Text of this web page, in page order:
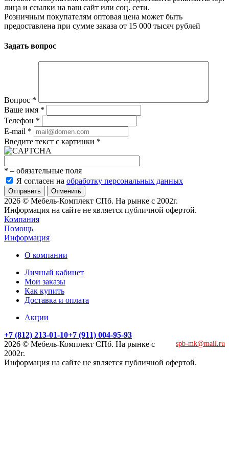
лица и ссылки на ваш сайт или соц. сети.
Розничным покупателям оптовая цена может быть
предоставлена при сумме заказа от 15 000 тысяч рублей
Задать вопрос
Вопрос *
Ваше имя *
Телефон *
E-mail *
Введите текст с картинки *
* – обязательные поля
Я согласен на обработку персональных данных
Отменить
2026 © Мебель-Комплект СПб. На рынке с 2002г.
Информация на сайте не является публичной офертой.
Компания
Помощь
Информация
О компании
Личный кабинет
Мои заказы
Как купить
Доставка и оплата
Акции
+7 (812) 213-01-10+7 (911) 004-95-93
spb-mk@mail.ru
2026 © Мебель-Комплект СПб. На рынке с
2002г.
Информация на сайте не является публичной офертой.